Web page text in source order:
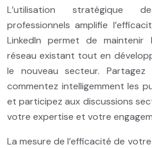
L’utilisation stratégique
professionnels amplifie
LinkedIn permet de
réseau existant tout en
le nouveau secteur.
commentez intelligemment les
et participez aux discussions
votre expertise et votre
La mesure de l’efficacité de